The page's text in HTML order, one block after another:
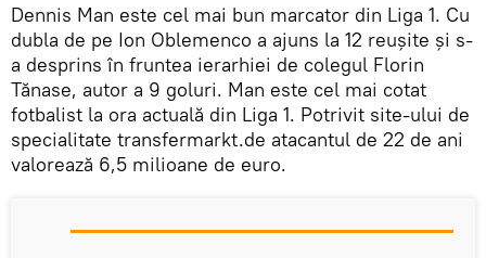
Dennis Man este cel mai bun marcator din Liga 1. Cu
dubla de pe Ion Oblemenco a ajuns la 12 reușite și s-
a desprins în fruntea ierarhiei de colegul Florin
Tănase, autor a 9 goluri. Man este cel mai cotat
fotbalist la ora actuală din Liga 1. Potrivit site-ului de
specialitate transfermarkt.de atacantul de 22 de ani
valorează 6,5 milioane de euro.